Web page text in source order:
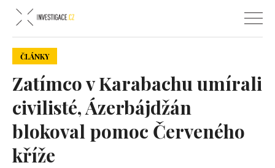
ČLÁNKY
Zatímco v Karabachu umírali
civilisté, Ázerbájdžán
blokoval pomoc Červeného
kříže